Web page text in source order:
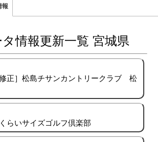
報
情報更新一覧 宮城県
正］松島チサンカントリークラブ 松
らいサイズゴルフ倶楽部